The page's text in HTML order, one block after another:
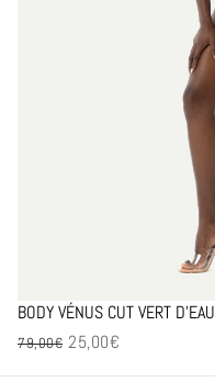
BODY VÉNUS CUT VERT D’EAU
25,00€
Prix en solde
79,00€